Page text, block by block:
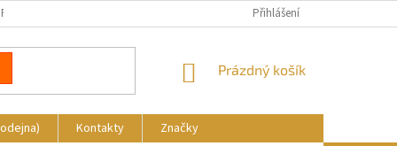
REKLAMACE KDE NÁS NAJDETE
Přihlášení
NÁKUPNÍ
Prázdný košík
Kontakty
Značky